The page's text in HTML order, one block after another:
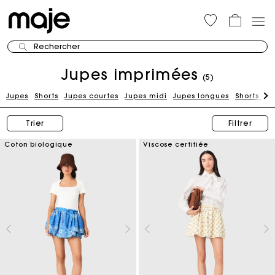
Rechercher
Jupes imprimées (5)
Jupes Shorts Jupes courtes Jupes midi Jupes longues Shorts en
Trier Filtrer
Coton biologique Viscose certifiée